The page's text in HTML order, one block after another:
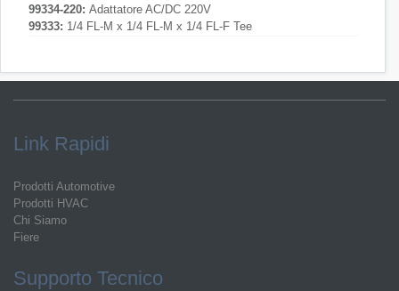
99334-220: Adattatore AC/DC 220V
99333: 1/4 FL-M x 1/4 FL-M x 1/4 FL-F Tee
Link Rapidi
Prodotti Automotive
Prodotti HVAC
Chi Siamo
Fiere
Supporto Tecnico